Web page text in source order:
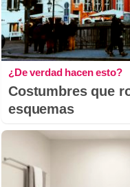
¿De verdad hacen esto?
Costumbres que
esquemas